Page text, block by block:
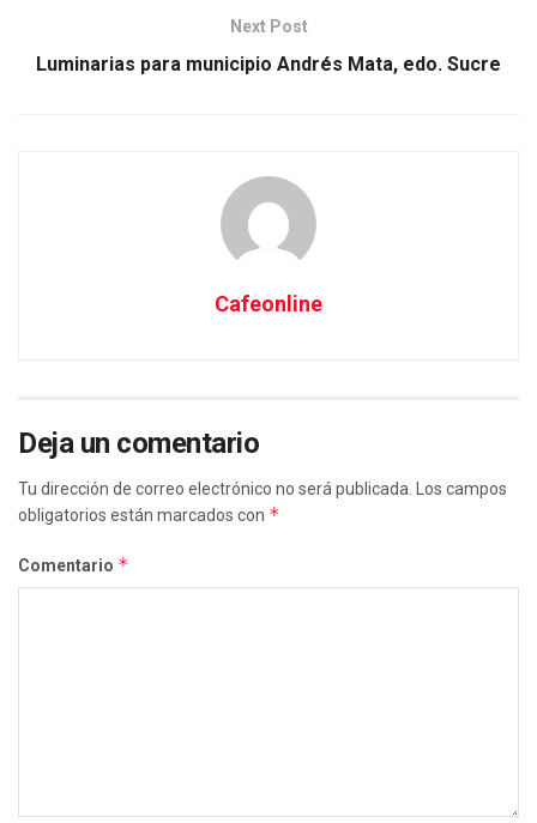
Next Post
Luminarias para municipio Andrés Mata, edo. Sucre
Cafeonline
Deja un comentario
Tu dirección de correo electrónico no será publicada.
Los campos
obligatorios están marcados con *
Comentario *